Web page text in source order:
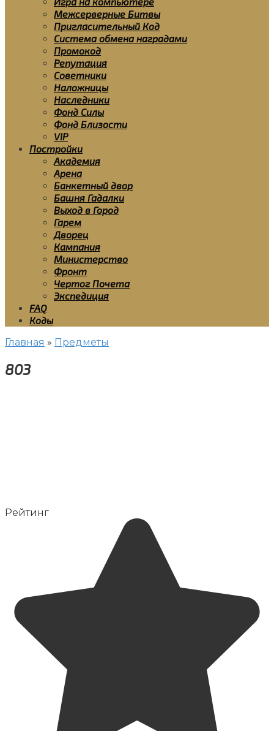
Межсерверные Битвы
Пригласительный Код
Система обмена наградами
Промокод
Репутация
Советники
Наложницы
Наследники
Фонд Силы
Фонд Близости
VIP
Постройки
Академия
Арена
Банкетный двор
Башня Гадалки
Выход в Город
Гарем
Дворец
Кампания
Министерство
Фронт
Чертог Почета
Экспедиция
FAQ
Коды
Главная » Предметы
803
Рейтинг